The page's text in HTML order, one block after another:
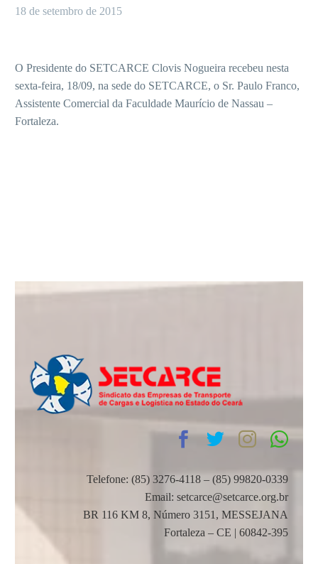
18 de setembro de 2015
O Presidente do SETCARCE Clovis Nogueira recebeu nesta
sexta-feira, 18/09, na sede do SETCARCE, o Sr. Paulo Franco,
Assistente Comercial da Faculdade Maurício de Nassau –
Fortaleza.
Telefone: (85) 3276-4118 – (85) 99820-0339
Email: setcarce@setcarce.org.br
BR 116 KM 8, Número 3151, MESSEJANA
Fortaleza – CE | 60842-395